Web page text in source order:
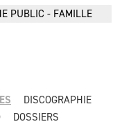
PUBLIC - FAMILLE
DISCOGRAPHIE
DOSSIERS